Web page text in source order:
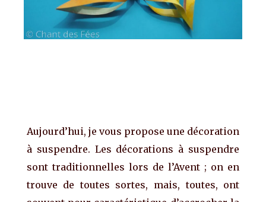
Aujourd’hui, je vous propose une décoration
à suspendre. Les décorations à suspendre
sont traditionnelles lors de l’Avent ; on en
trouve de toutes sortes, mais, toutes, ont